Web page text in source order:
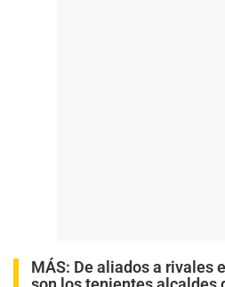
MÁS: De aliados a rivales